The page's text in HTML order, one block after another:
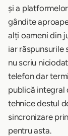
și a
gândite
alți oameni din
iar răspunsurile
nu scriu
telefon dar
publică integral
tehnice destul
sincronizare
pentru asta.